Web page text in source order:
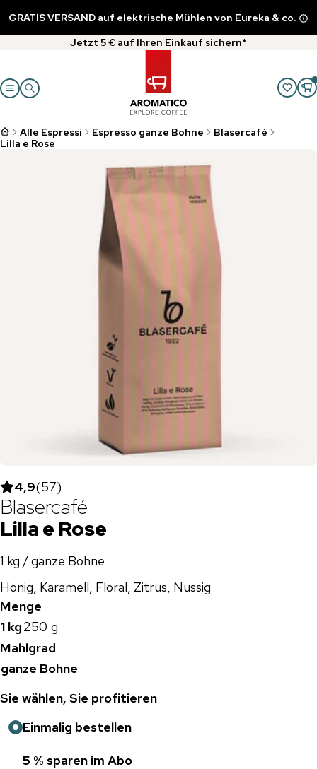
GRATIS VERSAND auf elektrische Mühlen von Eureka & co.
Jetzt 5 € auf Ihren Einkauf sichern*
Alle Espressi Espresso ganze Bohne
Blasercafé
Lilla e Rose
4,9(57)
Blasercafé
Lilla e Rose
1 kg / ganze Bohne
Honig, Karamell, Floral, Zitrus, Nussig
Menge
1 kg250 g
Mahlgrad
ganze Bohne
Sie wählen, Sie profitieren
Einmalig bestellen
5 % sparen im Abo